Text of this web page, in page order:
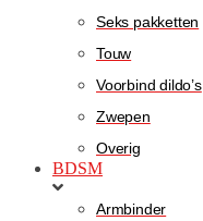
Seks pakketten
Touw
Voorbind dildo’s
Zwepen
Overig
BDSM
Armbinder